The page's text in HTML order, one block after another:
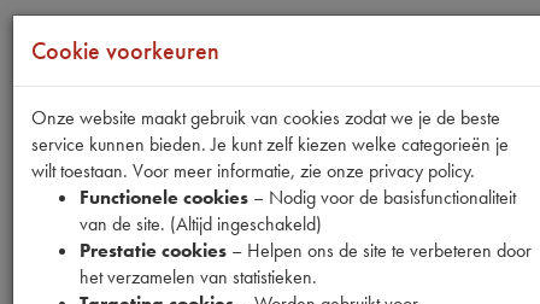
Fabrikant
Productnummer
6200127
Normale prijs
( 27 50 excl. btw
Uw prijs
19,97 (€16,50excl. btw)
Cookie voorkeuren
Onze website maakt gebruik van cookies zodat we je de beste
service kunnen bieden. Je kunt zelf kiezen welke categorieën je
wilt toestaan. Voor meer informatie, zie onze privacy policy.
Functionele cookies – Nodig voor de basisfunctionaliteit
van de site. (Altijd ingeschakeld)
Prestatie cookies – Helpen ons de site te verbeteren door
het verzamelen van statistieken.